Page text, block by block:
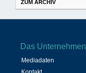
ZUM ARCHIV
Das Unternehmen
Mediadaten